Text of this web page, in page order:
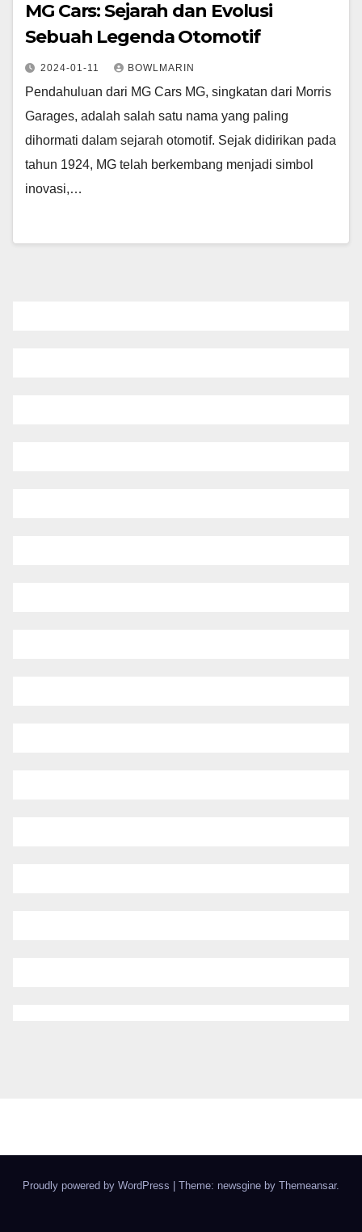
MG Cars: Sejarah dan Evolusi
Sebuah Legenda Otomotif
2024-01-11 BOWLMARIN
Pendahuluan dari MG Cars MG, singkatan dari Morris
Garages, adalah salah satu nama yang paling
dihormati dalam sejarah otomotif. Sejak didirikan pada
tahun 1924, MG telah berkembang menjadi simbol
inovasi,…
Proudly powered by WordPress Theme: newsgine by Themeansar.